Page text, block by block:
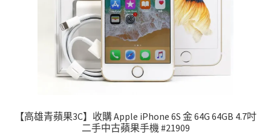
【高雄青蘋果3C】收購 Apple iPhone 6S 金 64G 64GB 4.7吋
二手中古蘋果手機 #21909